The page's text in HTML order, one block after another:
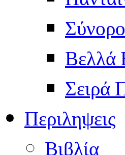
Σύνορο
Βελλά
Σειρά
Περιληψεις
Βιβλία